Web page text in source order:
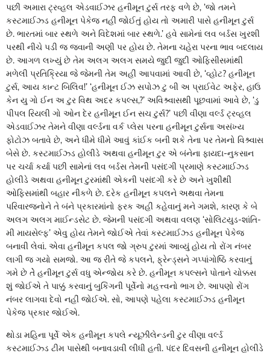
પછી અમારા ટ્રવ્હલ એડવાઈઝર હનીમૂન ટુર્સ તરફ વળે છે, ‘જો તમને
કસ્ટમાઈઝ્ડ હનીમૂન પેકેજ નહીં જોઈતું હોય તો અમારી પાસે હનીમૂન ટુર્સ
છે. ભારતમાં બાર સ્થળે અને વિદેશમાં બાર સ્થળે.’ હવે સામેનાં લવ બર્ડસ ખુરશી
પરથી નીચે પડી જ જવાની અણી પર હોય છે. તેમના ચહેરા પરના ભાવ બદલાય
છે. આગળ લખ્યું છે તેમ અલગ અલગ સમયે જુદી જુદી ઓફિસીસમાંથી
મળેલી પ્રતિક્રિયા જે જેમની તેમ અહીં આપવામાં આવી છે, ‘વ્હોટ? હનીમૂન
ટુર્સ, આય કાન્ટ બિલિવ!’ ‘હનીમૂન ઈઝ સપોઝ ટુ બી અ પ્રાઈવેટ અફેર, હાઉ
કેન યુ ગો ઈન અ ટુર વિથ અદર કપલ્સ,?’ અવિશ્ર્વાસથી પૂછવામાં આવે છે, ‘ડુ
પીપલ રિયલી ગો ઓન દેર હનીમૂન ઈન સચ ટુર્સ?’ પછી વીણા વર્લ્ડ ટ્રવ્હલ
એડવાઈઝર તેમને વીણા વર્લ્ડના વર્ક પ્લેસ પરના હનીમૂન ટુર્સના અસંખ્ય
ફોટોઝ બતાવે છે, અને ધીમે ધીમે આવું કાંઈક બની શકે તેના પર તેમનો વિશ્ર્વાસ
બેસે છે. કસ્ટમાઈઝ્ડ હોલીડે અથવા હનીમૂન ટુર એ બંનેના ફાયદા-નુકસાન
પર ચર્ચા કર્યા પછી સામેનાં લવ બર્ડસ તેમની પસંદગી પ્રમાણે કસ્ટમાઈઝ્ડ
હોલીડે અથવા હનીમૂન ટુરમાંથી એકની પસંદગી કરે છે અને ખુશીથી
ઓફિસમાંથી બહાર નીકળે છે. દરેક હનીમૂન કપલને અથવા તેમના
પરિવારજનોને તે બંને પ્રકારમાંનો ફરક અહીં કહેવાનું મને ગમશે, કારણ કે બે
અલગ અલગ માઈન્ડસેટ છે. જેમની પસંદગી અથવા વલણ ‘સોલિટયુડ-શાંતિ-
મી માયસેલ્ફ’ એવુ હોય તેમને જોઈએ તેવાં કસ્ટમાઈઝ્ડ હનીમૂન પેકેજ
બનાવી લેવાં. એવા હનીમૂન કપલ જો ગ્રુપ ટુરમાં આવ્યું હોય તો રોંગ નંબર
લાગી જ ગયો સમજો. આ જ રીતે જે કપલને, ફ્રેન્ડ્સને ગપ્પાંગોષ્ઠિ કરવાનું
ગમે છે તેે હનીમૂન ટુર્સ વધુ એન્જોય કરે છે. હનીમૂન કપલ્સને પોતાને ચોક્કસ
શું જોઈએ તે પાક્કું કરવાનું બુકિંગની પૂર્વેનો મહત્ત્વનો ભાગ છે. આપણો રોંગ
નંબર લાગવા દેવો નહીં જોઈએ. સો, આપણે પહેલા કસ્ટમાઈઝ્ડ હનીમૂન
પેકેજ પ્રકાર જોઈએ.
થોડા મહિના પૂર્વે એક હનીમૂન કપલે ન્યૂઝીલેન્ડની ટુર વીણા વર્લ્ડ
કસ્ટમાઈઝ્ડ ટીમ પાસેથી બનાવડાવી લીધી હતી. પંદર દિવસની હનીમૂન હોલીડે